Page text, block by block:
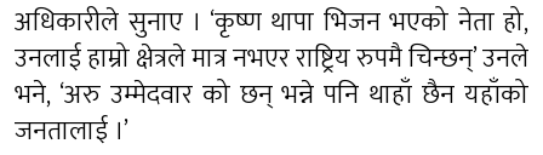
अधिकारीले सुनाए । ‘कृष्ण थापा भिजन भएको नेता हो,
उनलाई हाम्रो क्षेत्रले मात्र नभएर राष्ट्रिय रुपमै चिन्छन्’ उनले
भने, ‘अरु उम्मेदवार को छन् भन्ने पनि थाहाँ छैन यहाँको
जनतालाई ।’